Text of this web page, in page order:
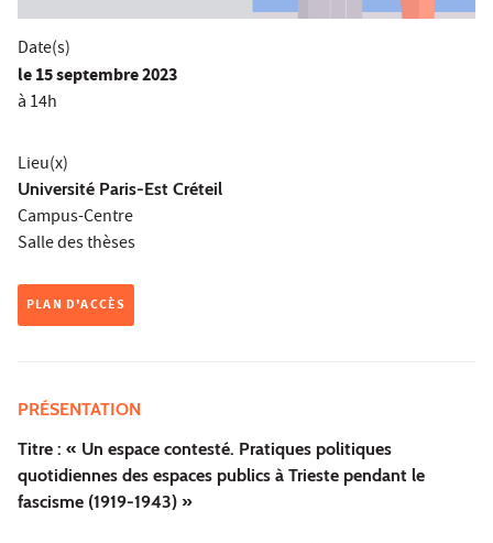
Date(s)
le15 septembre 2023
à 14h
Lieu(x)
Université Paris-Est Créteil
Campus-Centre
Salle des thèses
PLAN D'ACCÈS
PRÉSENTATION
Titre : « Un espace contesté. Pratiques politiques
quotidiennes des espaces publics à Trieste pendant le
fascisme (1919-1943) »